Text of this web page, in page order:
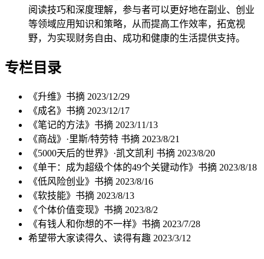
阅读技巧和深度理解，参与者可以更好地在副业、创业
等领域应用知识和策略，从而提高工作效率，拓宽视
野，为实现财务自由、成功和健康的生活提供支持。
专栏目录
《升维》书摘 2023/12/29
《成名》书摘 2023/12/17
《笔记的方法》书摘 2023/11/13
《商战》·里斯/特劳特 书摘 2023/8/21
《5000天后的世界》·凯文凯利 书摘 2023/8/20
《单干：成为超级个体的49个关键动作》书摘 2023/8/18
《低风险创业》书摘 2023/8/16
《软技能》书摘 2023/8/13
《个体价值变现》书摘 2023/8/2
《有钱人和你想的不一样》书摘 2023/7/28
希望带大家读得久、读得有趣 2023/3/12